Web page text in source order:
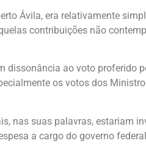
Ávila, era relativamente
contribuições não
dissonância ao voto proferido
os votos dos
nas suas palavras, estariam
a cargo do governo